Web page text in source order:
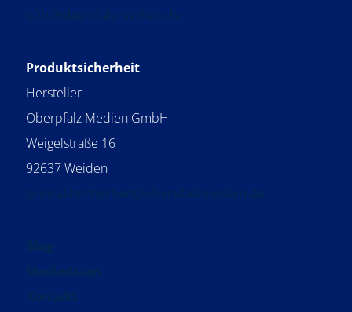
b2b@oberpfalzmedien.de
Produktsicherheit
Hersteller
Oberpfalz Medien GmbH
Weigelstraße 16
92637 Weiden
produktsicherheit@oberpfalzmedien.de
Blog
Mediadaten
Kontakt